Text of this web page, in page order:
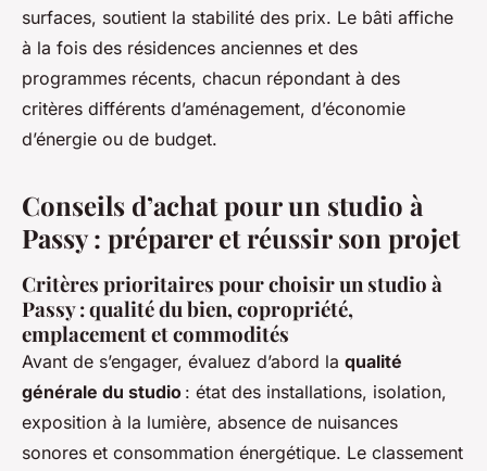
surfaces, soutient la stabilité des prix. Le bâti affiche
à la fois des résidences anciennes et des
programmes récents, chacun répondant à des
critères différents d’aménagement, d’économie
d’énergie ou de budget.
Conseils d’achat pour un studio à
Passy : préparer et réussir son projet
Critères prioritaires pour choisir un studio à
Passy : qualité du bien, copropriété,
emplacement et commodités
Avant de s’engager, évaluez d’abord la qualité
générale du studio : état des installations, isolation,
exposition à la lumière, absence de nuisances
sonores et consommation énergétique. Le classement